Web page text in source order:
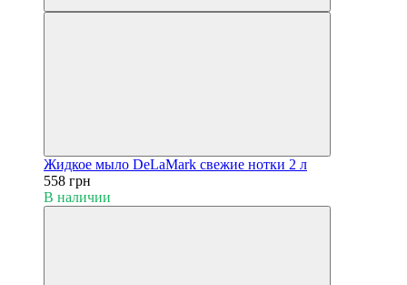
Жидкое мыло DeLaMark свежие нотки 2 л
558 грн
В наличии